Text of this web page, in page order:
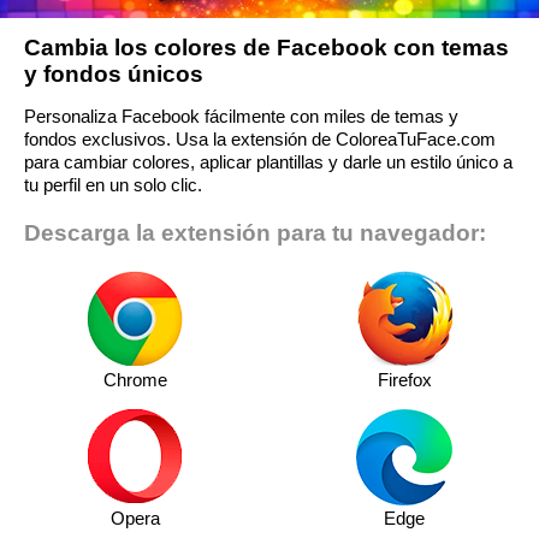
Cambia los colores de Facebook con temas
y fondos únicos
Personaliza Facebook fácilmente con miles de temas y
fondos exclusivos. Usa la extensión de ColoreaTuFace.com
para cambiar colores, aplicar plantillas y darle un estilo único a
tu perfil en un solo clic.
Descarga la extensión para tu navegador:
Chrome Firefox
Opera Edge